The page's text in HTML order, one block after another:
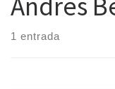
1 entrada